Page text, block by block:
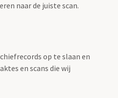
naar de juiste scan.
op te slaan en
en scans die wij